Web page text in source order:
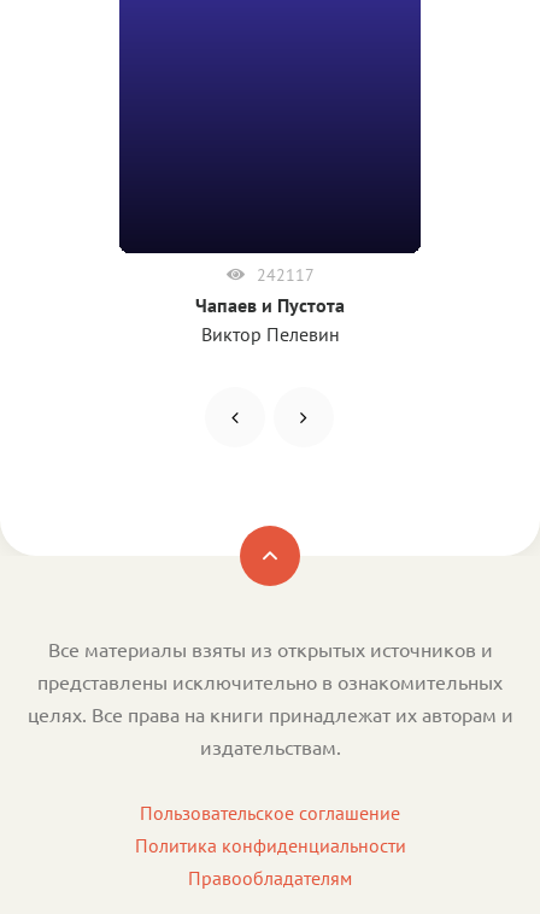
242117
Чапаев и Пустота
Виктор Пелевин
Все материалы взяты из открытых источников и
представлены исключительно в ознакомительных
целях. Все права на книги принадлежат их авторам и
издательствам.
Пользовательское соглашение
Политика конфиденциальности
Правообладателям